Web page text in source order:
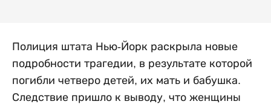
Полиция штата Нью-Йорк раскрыла новые
подробности трагедии, в результате которой
погибли четверо детей, их мать и бабушка.
Следствие пришло к выводу, что женщины